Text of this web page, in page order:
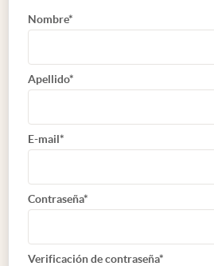
Nombre*
Apellido*
E-mail*
Contraseña*
Verificación de contraseña*